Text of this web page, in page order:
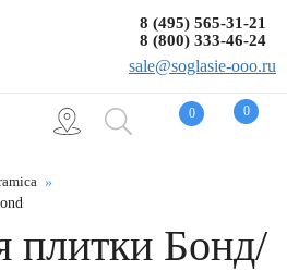
0 0
8 (495) 565-31-21
8 (800) 333-46-24
sale@soglasie-ooo.ru
плитки Бонд/